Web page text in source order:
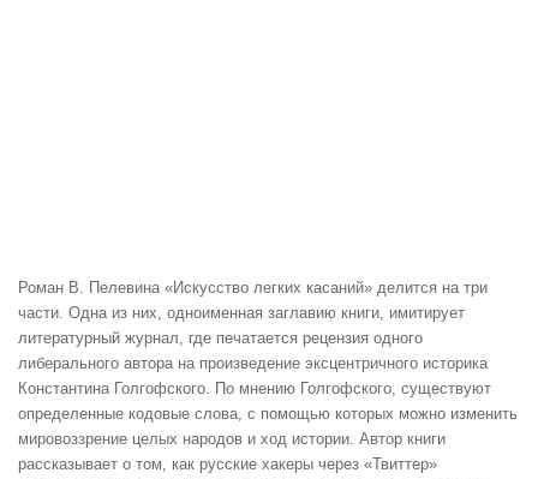
Роман В. Пелевина «Искусство легких касаний» делится на три
части. Одна из них, одноименная заглавию книги, имитирует
литературный журнал, где печатается рецензия одного
либерального автора на произведение эксцентричного историка
Константина Голгофского. По мнению Голгофского, существуют
определенные кодовые слова, с помощью которых можно изменить
мировоззрение целых народов и ход истории. Автор книги
рассказывает о том, как русские хакеры через «Твиттер»